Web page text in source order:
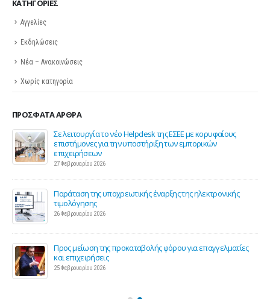
KΑΤΗΓΟΡΊΕΣ
Αγγελίες
Εκδηλώσεις
Νέα – Ανακοινώσεις
Χωρίς κατηγορία
ΠΡΌΣΦΑΤΑ ΆΡΘΡΑ
Σε λειτουργία το νέο Helpdesk της ΕΣΕΕ με κορυφαίους
επιστήμονες για την υποστήριξη των εμπορικών
επιχειρήσεων
27 Φεβρουαρίου 2026
Παράταση της υποχρεωτικής έναρξης της ηλεκτρονικής
τιμολόγησης
26 Φεβρουαρίου 2026
Προς μείωση της προκαταβολής φόρου για επαγγελματίες
και επιχειρήσεις
25 Φεβρουαρίου 2026